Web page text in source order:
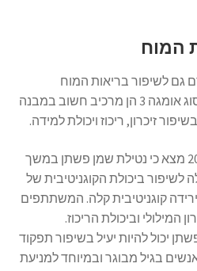
המוח
באומגה 3 תורם גם לשיפור בריאות המוח
והקוגניציה. חומצות שומן מסוג אומגה 3 הן מרכיב חשוב במבנה
זיכרון, ריכוז ויכולת למידה.
: מחקר מ-2020 מצא כי נטילת שמן פשתן במשך
לשיפור ביכולת הקוגניטיבית של
קוגניטיבית קלה. המשתתפים
המילולי וביכולת הריכוז.
יכול להיות יעיל בשיפור תפקוד
בגיל מבוגר ובמיוחד למניעת